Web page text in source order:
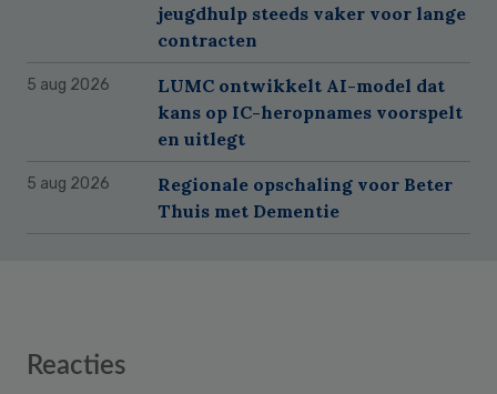
jeugdhulp steeds vaker voor lange
contracten
5 aug 2026
LUMC ontwikkelt AI-model dat
kans op IC-heropnames voorspelt
en uitlegt
5 aug 2026
Regionale opschaling voor Beter
Thuis met Dementie
Reader
Reacties